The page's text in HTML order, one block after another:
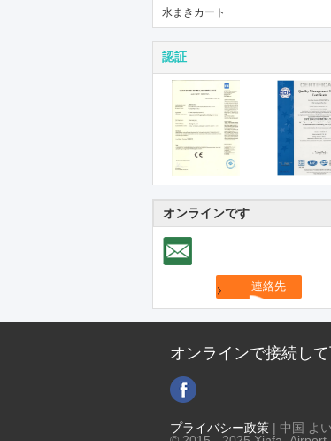
水まきカート
認証
オンラインです
オンラインで接続し
プライバシー政策 | 中国 よ